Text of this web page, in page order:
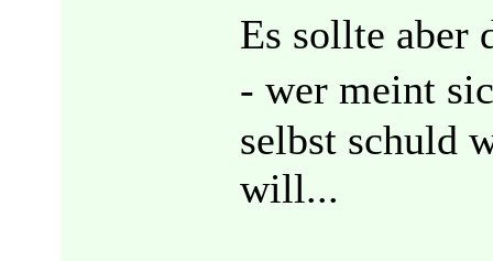
Es sollte aber
- wer meint
selbst schuld
will...